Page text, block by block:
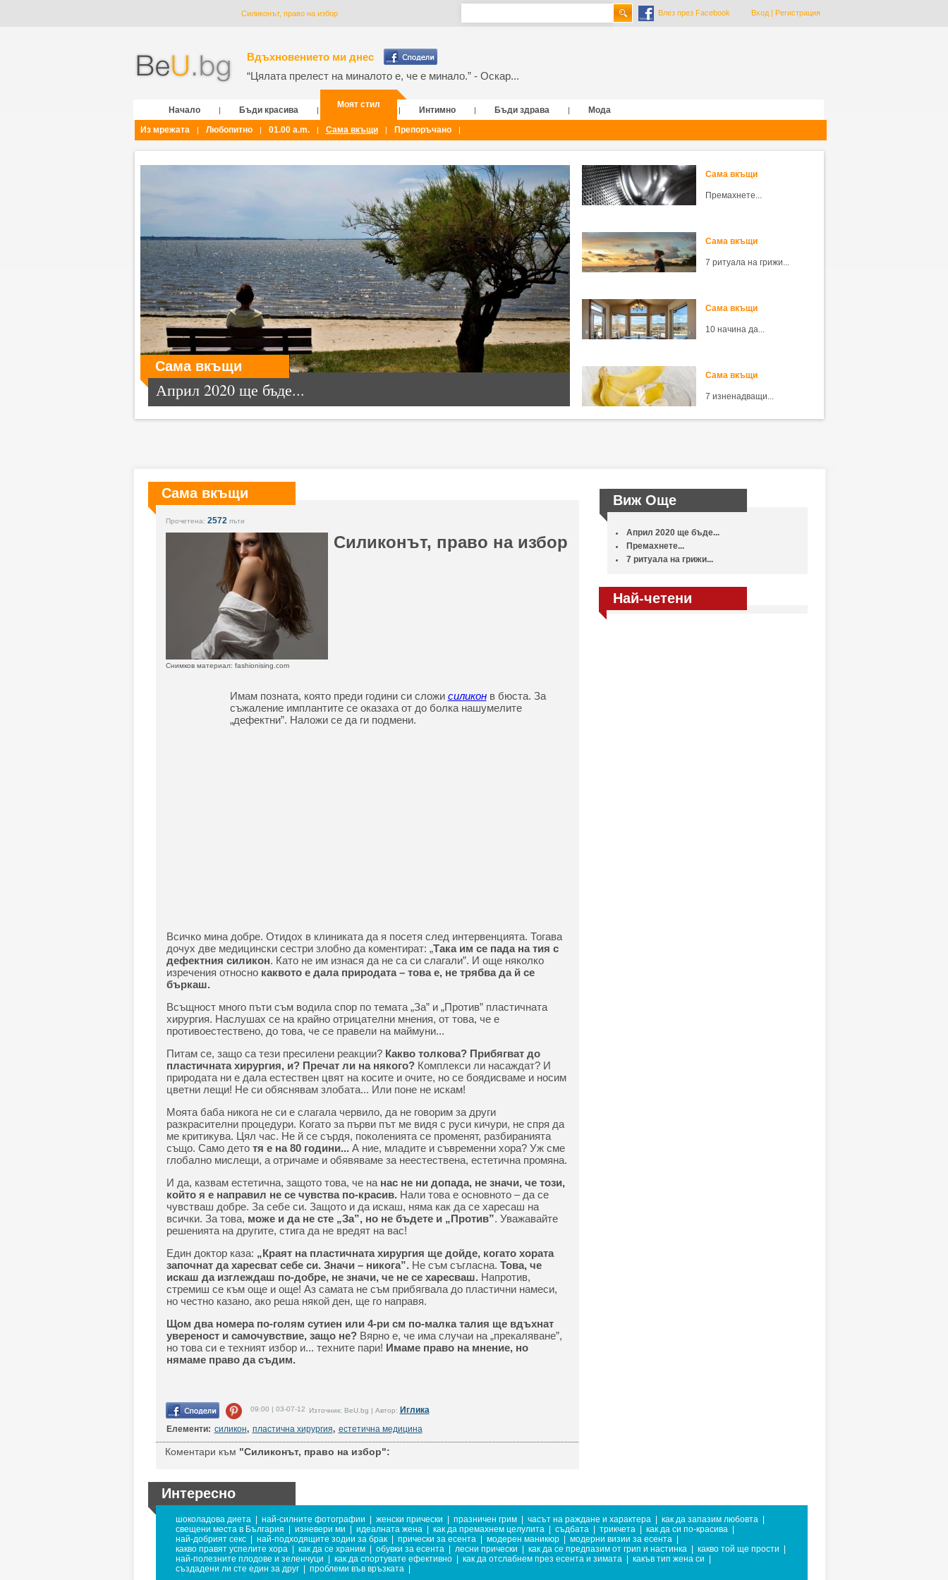
Силиконът, право на избор Влез през Facebook Вход| Регистрация
Вдъхновението ми днес
“Цялата прелест на миналото е, че е минало.” - Оскар...
Начало | Бъди красива |
Моят стил
| Интимно | Бъди здрава |
Мода
Из мрежата
| Любопитно | 01.00 a.m. | Сама вкъщи | Препоръчано |
Сама вкъщи
Април 2020 ще бъде...
Сама вкъщи
Премахнете...
Сама вкъщи
7 ритуала на грижи...
Сама вкъщи
10 начина да...
Сама вкъщи
7 изненадващи...
Сама вкъщи
Прочетена: 2572 пъти
Силиконът, право на избор
Снимков материал: fashionising.com
Имам позната, която преди години си сложи силиконв бюста. За
съжаление имплантите се оказаха от до болка нашумелите
„дефектни”. Наложи се да ги подмени.
Всичко мина добре. Отидох в клиниката да я посетя след интервенцията. Тогава
дочух две медицински сестри злобно да коментират: „Така им се пада на тия с
дефектния силикон. Като не им изнася да не са си слагали”. И още няколко
изречения относно каквото е дала природата – това е, не трябва да й се
бъркаш.
Всъщност много пъти съм водила спор по темата „За” и „Против” пластичната
хирургия. Наслушах се на крайно отрицателни мнения, от това, че е
противоестествено, до това, че се правели на маймуни...
Питам се, защо са тези пресилени реакции? Какво толкова? Прибягват до
пластичната хирургия, и? Пречат ли на някого?Комплекси ли насаждат? И
природата ни е дала естествен цвят на косите и очите, но се боядисваме и носим
цветни лещи! Не си обяснявам злобата... Или поне не искам!
Моята баба никога не си е слагала червило, да не говорим за други
разкрасителни процедури. Когато за първи път ме видя с руси кичури, не спря да
ме критикува. Цял час. Не й се сърдя, поколенията се променят, разбиранията
също. Само дето тя е на 80 години...А ние, младите и съвременни хора? Уж сме
глобално мислещи, а отричаме и обявяваме за неестествена, естетична промяна.
И да, казвам естетична, защото това, че на нас не ни допада, не значи, че този,
който я е направил не се чувства по-красив.Нали това е основното – да се
чувстваш добре. За себе си. Защото и да искаш, няма как да се харесаш на
всички. За това, може и да не сте „За”, но не бъдете и „Против”. Уважавайте
решенията на другите, стига да не вредят на вас!
Един доктор каза: „Краят на пластичната хирургия ще дойде, когато хората
започнат да харесват себе си. Значи – никога”.Не съм съгласна. Това, че
искаш да изглеждаш по-добре, не значи, че не се харесваш. Напротив,
стремиш се към още и още! Аз самата не съм прибягвала до пластични намеси,
но честно казано, ако реша някой ден, ще го направя.
Щом два номера по-голям сутиен или 4-ри см по-малка талия ще вдъхнат
увереност и самочувствие, защо не?Вярно е, че има случаи на „прекаляване”,
но това си е техният избор и... техните пари! Имаме право на мнение, но
нямаме право да съдим.
09:00 | 03-07-12 Източник: BeU.bg | Автор: Иглика
Елементи: силикон, пластична хирургия, естетична медицина
Коментари към "Силиконът, право на избор":
Виж Още
Април 2020 ще бъде...
Премахнете...
7 ритуала на грижи...
Най-четени
Интересно
шоколадова диета най-силните фотографии женски прически празничен грим часът на раждане и характера как да запазим любовта
свещени места в България
изневери ми идеалната жена как да премахнем целулита съдбата трикчета как да си по-красива
най-добрият секс
най-подходящите зодии за брак прически за есента модерен маникюр модерни визии за есента
какво правят успелите хора
как да се храним обувки за есента лесни прически как да се предпазим от грип и настинка какво той ще прости
най-полезните плодове и зеленчуци
как да спортувате ефективно как да отслабнем през есента и зимата какъв тип жена си
създадени ли сте един за друг
проблеми във връзката